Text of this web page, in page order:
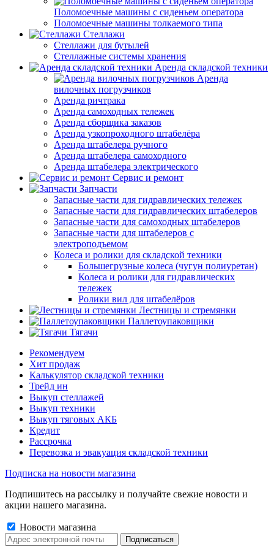
Поломоечные машины с сиденьем оператора
Поломоечные машины толкаемого типа
Стеллажи
Стеллажи для бутылей
Стеллажные системы хранения
Аренда складской техники
Аренда
вилочных погрузчиков
Аренда ричтрака
Аренда самоходных тележек
Аренда сборщика заказов
Аренда узкопроходного штабелёра
Аренда штабелера ручного
Аренда штабелера самоходного
Аренда штабелера электрического
Сервис и ремонт
Запчасти
Запасные части для гидравлических тележек
Запасные части для гидравлических штабелеров
Запасные части для самоходных штабелеров
Запасные части для штабелеров с
электроподъемом
Колеса и ролики для складской техники
Большегрузные колеса (чугун полиуретан)
Колеса и ролики для гидравлических
тележек
Ролики вил для штабелёров
Лестницы и стремянки
Паллетоупаковщики
Тягачи
Рекомендуем
Хит продаж
Калькулятор складской техники
Трейд ин
Выкуп стеллажей
Выкуп техники
Выкуп тяговых АКБ
Кредит
Рассрочка
Перевозка и эвакуация складской техники
Подписка на новости магазина
Подпишитесь на рассылку и получайте свежие новости и
акции нашего магазина.
Новости магазина